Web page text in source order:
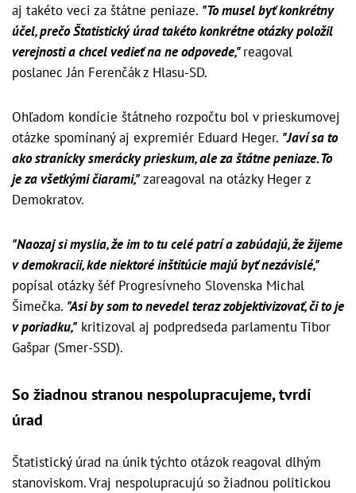
aj takéto veci za štátne peniaze. "To musel byť konkrétny
účel, prečo Štatistický úrad takéto konkrétne otázky položil
verejnosti a chcel vedieť na ne odpovede,"reagoval
poslanec Ján Ferenčák z Hlasu-SD.
Ohľadom kondície štátneho rozpočtu bol v prieskumovej
otázke spomínaný aj expremiér Eduard Heger. "Javí sa to
ako stranícky smerácky prieskum, ale za štátne peniaze. To
je za všetkými čiarami,"zareagoval na otázky Heger z
Demokratov.
"Naozaj si myslia, že im to tu celé patrí a zabúdajú, že žijeme
v demokracii, kde niektoré inštitúcie majú byť nezávislé,"
popísal otázky šéf Progresívneho Slovenska Michal
Šimečka. "Asi by som to nevedel teraz zobjektivizovať, či to je
v poriadku," kritizoval aj podpredseda parlamentu Tibor
Gašpar (Smer-SSD).
So žiadnou stranou nespolupracujeme, tvrdí
úrad
Štatistický úrad na únik týchto otázok reagoval dlhým
stanoviskom. Vraj nespolupracujú so žiadnou politickou